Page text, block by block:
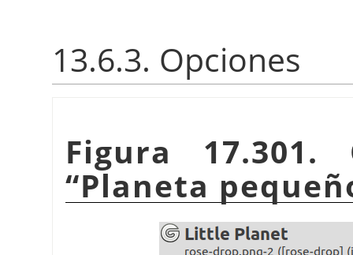
13.6.3. Opciones
Figura
“Planeta